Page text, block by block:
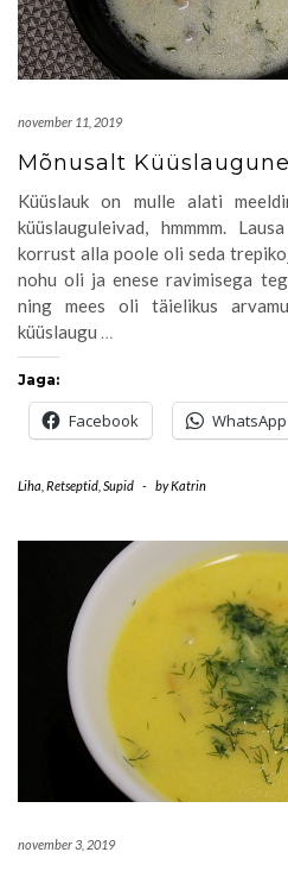
november 11, 2019
Mõnusalt
Küüslauk on mulle alati
küüslauguleivad, hmmmm.
korrust alla poole oli seda
nohu oli ja enese ravimisega
ning mees oli täielikus
küüslaugu …
Jaga:
Facebook WhatsApp
Liha Retseptid Supid - byKatrin
november 3, 2019